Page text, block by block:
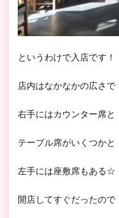
というわけで入店です！
店内はなかなかの広さで
右手にはカウンター席と
テーブル席がいくつかと
左手には座敷席もある☆
開店してすぐだったので